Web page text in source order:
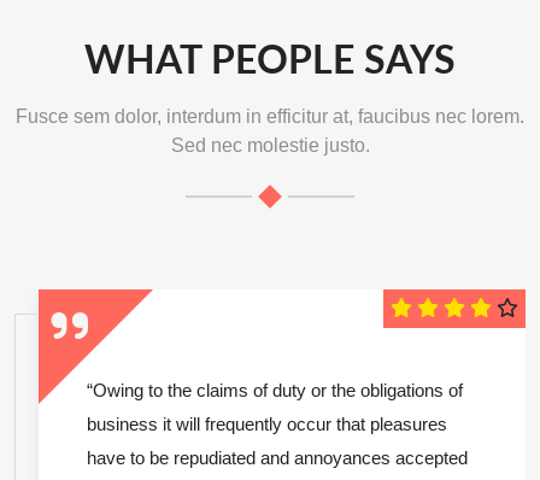
WHAT PEOPLE SAYS
Fusce sem dolor, interdum in efficitur at, faucibus nec lorem.
Sed nec molestie justo.
“Owing to the claims of duty or the obligations of
business it will frequently occur that pleasures
have to be repudiated and annoyances accepted